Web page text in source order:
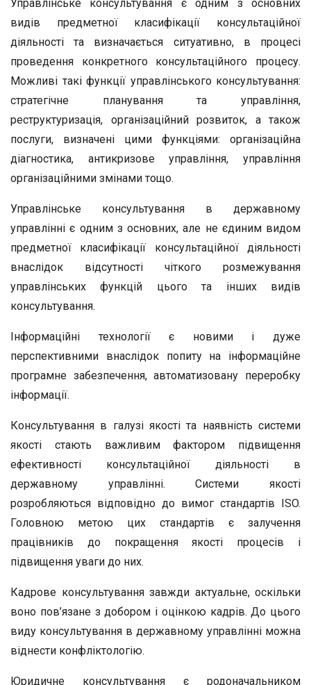
Управлінське консультування є одним з основних
видів предметної класифікації консультаційної
діяльності та визначається ситуативно, в процесі
проведення конкретного консультаційного процесу.
Можливі такі функції управлінського консультування:
стратегічне планування та управління,
реструктуризація, організаційний розвиток, а також
послуги, визначені цими функціями: організаційна
діагностика, антикризове управління, управління
організаційними змінами тощо.
Управлінське консультування в державному
управлінні є одним з основних, але не єдиним видом
предметної класифікації консультаційної діяльності
внаслідок відсутності чіткого розмежування
управлінських функцій цього та інших видів
консультування.
Інформаційні технології є новими і дуже
перспективними внаслідок попиту на інформаційне
програмне забезпечення, автоматизовану переробку
інформації.
Консультування в галузі якості та наявність системи
якості стають важливим фактором підвищення
ефективності консультаційної діяльності в
державному управлінні. Системи якості
розробляються відповідно до вимог стандартів ISO.
Головною метою цих стандартів є залучення
працівників до покращення якості процесів і
підвищення уваги до них.
Кадрове консультування завжди актуальне, оскільки
воно пов’язане з добором і оцінкою кадрів. До цього
виду консультування в державному управлінні можна
віднести конфліктологію.
Юридичне консультування є родоначальником